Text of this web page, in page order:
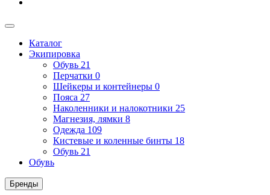
Каталог
Экипировка
Обувь 21
Перчатки 0
Шейкеры и контейнеры 0
Пояса 27
Наколенники и налокотники 25
Магнезия, лямки 8
Одежда 109
Кистевые и коленные бинты 18
Обувь 21
Обувь
Бренды